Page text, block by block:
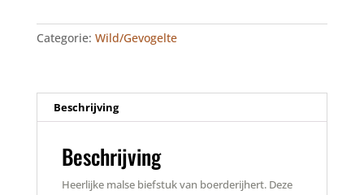
Categorie: Wild/Gevogelte
Beschrijving
Beschrijving
Heerlijke malse biefstuk van boerderijhert. Deze